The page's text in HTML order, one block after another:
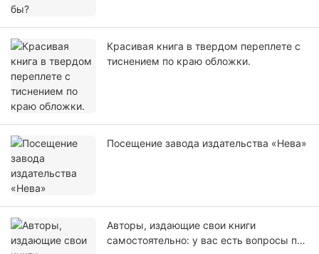
Красивая книга в твердом переплете с
тиснением по краю обложки.
Посещение завода издательства «Нева»
Авторы, издающие свои книги
самостоятельно: у вас есть вопросы по